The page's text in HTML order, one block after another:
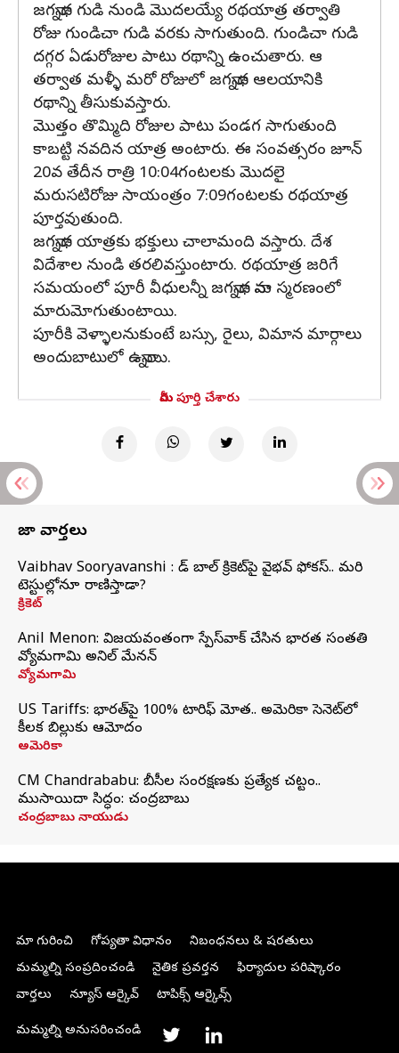
జగన్నాథ గుడి నుండి మొదలయ్యే రథయాత్ర తర్వాతి
రోజు గుండిచా గుడి వరకు సాగుతుంది. గుండిచా గుడి
దగ్గర ఏడురోజుల పాటు రథాన్ని ఉంచుతారు. ఆ
తర్వాత మళ్ళీ మరో రోజులో జగన్నాథ ఆలయానికి
రథాన్ని తీసుకువస్తారు.
మొత్తం తొమ్మిది రోజుల పాటు పండగ సాగుతుంది
కాబట్టి నవదిన యాత్ర అంటారు. ఈ సంవత్సరం జూన్
20వ తేదీన రాత్రి 10:04గంటలకు మొదలై
మరుసటిరోజు సాయంత్రం 7:09గంటలకు రథయాత్ర
పూర్తవుతుంది.
జగన్నాథ యాత్రకు భక్తులు చాలామంది వస్తారు. దేశ
విదేశాల నుండి తరలివస్తుంటారు. రథయాత్ర జరిగే
సమయంలో పూరీ వీధులన్నీ జగన్నాథ నామ స్మరణంలో
మారుమోగుతుంటాయి.
పూరీకి వెళ్ళాలనుకుంటే బస్సు, రైలు, విమాన మార్గాలు
అందుబాటులో ఉన్నాయి.
మీరు పూర్తి చేశారు
తాజా వార్తలు
Vaibhav Sooryavanshi : రెడ్ బాల్ క్రికెట్‌పై వైభవ్ ఫోకస్.. మరి
టెస్టుల్లోనూ రాణిస్తాడా?
క్రికెట్
Anil Menon: విజయవంతంగా స్పేస్‌వాక్‌ చేసిన భారత సంతతి
వ్యోమగామి అనిల్‌ మేనన్
వ్యోమగామి
US Tariffs: భారత్‌పై 100% టారిఫ్‌ మోత.. అమెరికా సెనెట్‌లో
కీలక బిల్లుకు ఆమోదం
అమెరికా
CM Chandrababu: బీసీల సంరక్షణకు ప్రత్యేక చట్టం..
ముసాయిదా సిద్ధం: చంద్రబాబు
చంద్రబాబు నాయుడు
మా గురించి గోప్యతా విధానం
నిబంధనలు & షరతులు
మమ్మల్ని సంప్రదించండి
నైతిక ప్రవర్తన
ఫిర్యాదుల పరిష్కారం
వార్తలు
న్యూస్ ఆర్కైవ్ టాపిక్స్ ఆర్కైవ్స్
మమ్మల్ని అనుసరించండి